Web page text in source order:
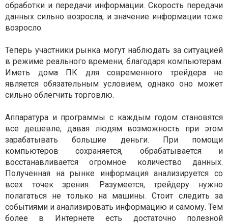
обработки и передачи информации. Скорость передачи
данных сильно возросла, и значение информации тоже
возросло.
Теперь участники рынка могут наблюдать за ситуацией
в режиме реального времени, благодаря компьютерам.
Иметь дома ПК для современного трейдера не
является обязательным условием, однако оно может
сильно облегчить торговлю.
Аппаратура и программы с каждым годом становятся
все дешевле, давая людям возможность при этом
зарабатывать большие деньги. При помощи
компьютеров сохраняется, обрабатывается и
восстанавливается огромное количество данных.
Полученная на рынке информация анализируется со
всех точек зрения. Разумеется, трейдеру нужно
полагаться не только на машины. Стоит следить за
событиями и анализировать информацию и самому. Тем
более в Интернете есть достаточно полезной